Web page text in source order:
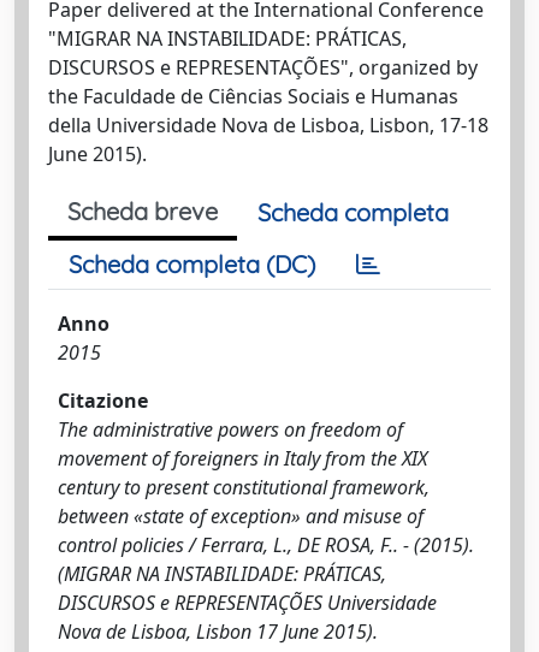
Paper delivered at the International Conference
"MIGRAR NA INSTABILIDADE: PRÁTICAS,
DISCURSOS e REPRESENTAÇÕES", organized by
the Faculdade de Ciências Sociais e Humanas
della Universidade Nova de Lisboa, Lisbon, 17-18
June 2015).
Scheda breve
Scheda completa
Scheda completa (DC)
Anno
2015
Citazione
The administrative powers on freedom of
movement of foreigners in Italy from the XIX
century to present constitutional framework,
between «state of exception» and misuse of
control policies / Ferrara, L., DE ROSA, F.. - (2015).
(MIGRAR NA INSTABILIDADE: PRÁTICAS,
DISCURSOS e REPRESENTAÇÕES Universidade
Nova de Lisboa, Lisbon 17 June 2015).